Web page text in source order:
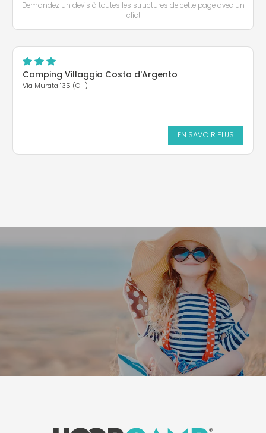
Demandez un devis à toutes les structures de cette page avec un
clic!
Camping Villaggio Costa d'Argento
Via Murata 135 (CH)
EN SAVOIR PLUS